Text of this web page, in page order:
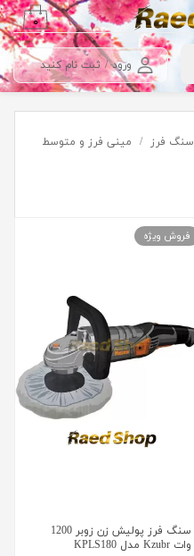
ورود / ثبت نام کنید
۰
سنگ فرز مینی فرز و متوسط
سنگ فرز پولیش زن زوبر 1200
وات Kzubr مدل KPLS180
فروش ویژه